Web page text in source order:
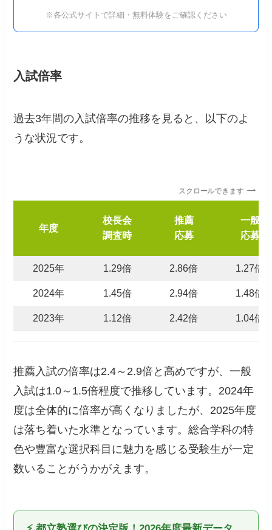
※各公式サイトで詳細・無料体験をご確認ください
入試倍率
過去3年間の入試倍率の推移を見ると、以下のよ
うな状況です。
スクロールできます
年度
校長会
調査時
推薦
応募
一般
応募
2025年 1.29倍 2.86倍 1.27倍
2024年 1.45倍 2.94倍 1.48倍
2023年 1.12倍 2.42倍 1.04倍
推薦入試の倍率は2.4～2.9倍と高めですが、一般
入試は1.0～1.5倍程度で推移しています。2024年
度は全体的に倍率が高くなりましたが、2025年度
は落ち着いた水準となっています。総合学科の特
色や豊富な選択科目に魅力を感じる受験生が一定
数いることがうかがえます。